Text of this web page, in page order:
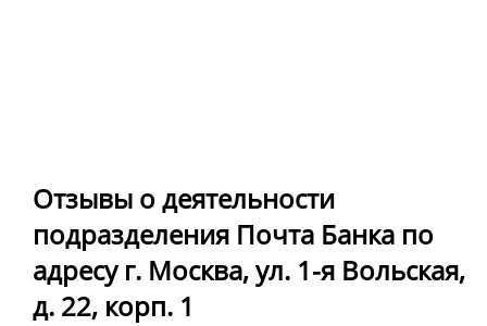
Отзывы о деятельности
подразделения Почта Банка по
адресу г. Москва, ул. 1-я Вольская,
д. 22, корп. 1